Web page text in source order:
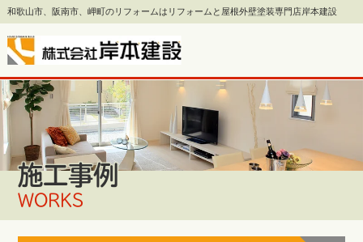
和歌山市、阪南市、岬町のリフォームはリフォームと屋根外壁塗装専門店岸本建設
施工事例
WORKS